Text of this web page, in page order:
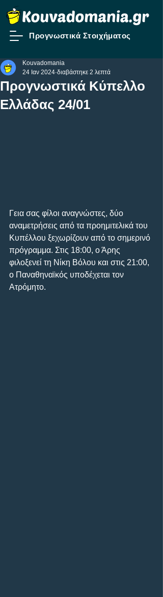
Προγνωστικά Στοιχήματος
Προγνωστικά Κύπελλο
Ελλάδας 24/01
Kouvadomania
24 Ιαν 2024 διαβάστηκε 2 λεπτά
Γεια σας φίλοι αναγνώστες, δύο
αναμετρήσεις από τα προημιτελικά του
Κυπέλλου ξεχωρίζουν από το σημερινό
πρόγραμμα. Στις 18:00, ο Άρης
φιλοξενεί τη Νίκη Βόλου και στις 21:00,
o Παναθηναϊκός υποδέχεται τον
Ατρόμητο.